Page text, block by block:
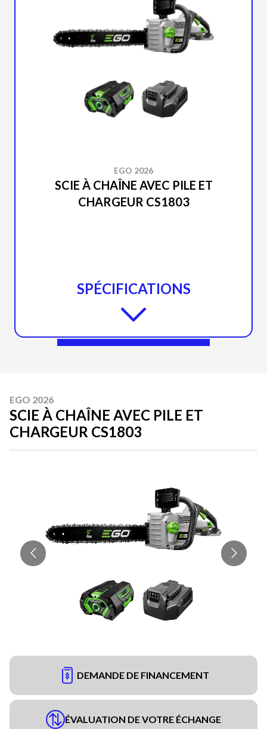
EGO 2026
SCIE À CHAÎNE AVEC PILE ET
CHARGEUR CS1803
SPÉCIFICATIONS
EGO 2026
SCIE À CHAÎNE AVEC PILE ET
CHARGEUR CS1803
DEMANDE DE FINANCEMENT
ÉVALUATION DE VOTRE ÉCHANGE